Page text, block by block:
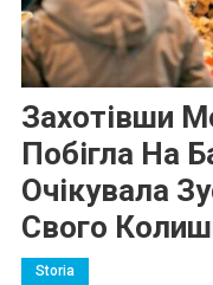
Захотівши
Побігла На
Очікувала
Свого
Storia